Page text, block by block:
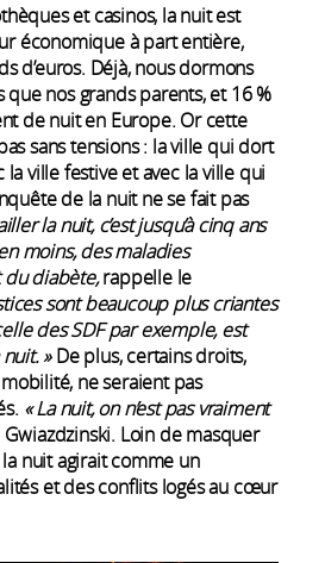
et casinos, la nuit est
économique à part entière,
d’euros. Déjà, nous dormons
nos grands parents, et 16 %
de nuit en Europe. Or cette
sans tensions : la ville qui dort
ville festive et avec la ville qui
de la nuit ne se fait pas
la nuit, c’est jusqu’à cinq ans
moins, des maladies
du diabète,rappelle le
sont beaucoup plus criantes
des SDF par exemple, est
»De plus, certains droits,
ne seraient pas
« La nuit, on n’est pas vraiment
Loin de masquer
nuit agirait comme un
et des conflits logés au cœur